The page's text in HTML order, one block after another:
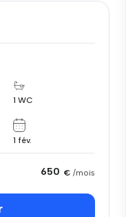
1 WC
1 fév.
650 € /mois